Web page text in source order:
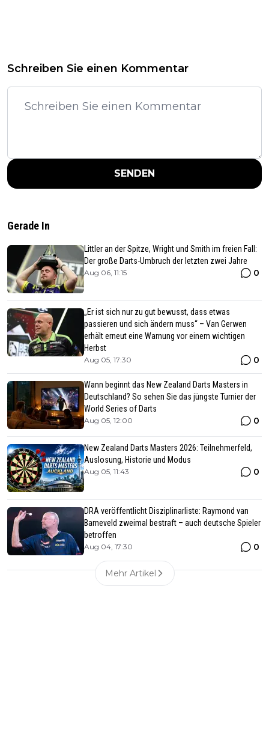
Schreiben Sie einen Kommentar
SENDEN
Gerade In
Littler an der Spitze, Wright und Smith im freien Fall:
Der große Darts-Umbruch der letzten zwei Jahre
Aug 06, 11:15 0
„Er ist sich nur zu gut bewusst, dass etwas
passieren und sich ändern muss“ – Van Gerwen
erhält erneut eine Warnung vor einem wichtigen
Herbst
Aug 05, 17:30 0
Wann beginnt das New Zealand Darts Masters in
Deutschland? So sehen Sie das jüngste Turnier der
World Series of Darts
Aug 05, 12:00 0
New Zealand Darts Masters 2026: Teilnehmerfeld,
Auslosung, Historie und Modus
Aug 05, 11:43 0
DRA veröffentlicht Disziplinarliste: Raymond van
Barneveld zweimal bestraft – auch deutsche Spieler
betroffen
Aug 04, 17:30 0
Mehr Artikel